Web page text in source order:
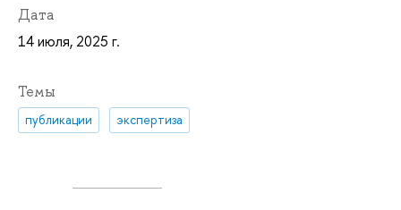
Дата
14 июля, 2025 г.
Темы
публикации экспертиза